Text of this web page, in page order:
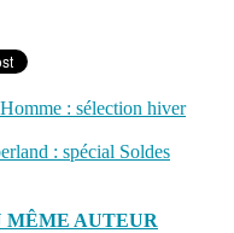
: sélection hiver
: spécial Soldes
MÊME AUTEUR